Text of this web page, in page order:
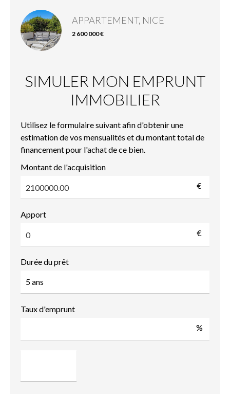
APPARTEMENT, NICE
2 600 000 €
SIMULER MON EMPRUNT
IMMOBILIER
Utilisez le formulaire suivant afin d'obtenir une
estimation de vos mensualités et du montant total de
financement pour l'achat de ce bien.
Montant de l'acquisition
€
Apport
€
Durée du prêt
Taux d'emprunt
%